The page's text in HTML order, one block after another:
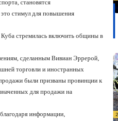
становятся
стимул для повышения
стремилась включить общины в
сделанным Вивиан Эррерой,
торговли и иностранных
были призваны провинции к
для продажи на
информации,